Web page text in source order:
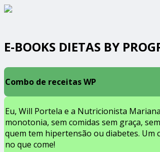
E-BOOKS DIETAS BY
Combo de receitas WP
Eu, Will Portela e a Nutricionista
monotonia, sem comidas sem graça,
quem tem hipertensão ou diabetes. Um
no que come!